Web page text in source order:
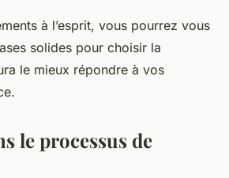
à l’esprit, vous pourrez vous
solides pour choisir la
le mieux répondre à vos
le processus de